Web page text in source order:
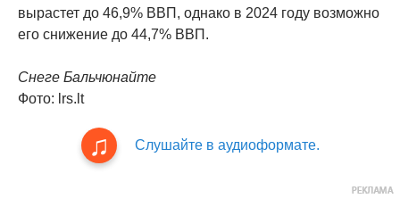
вырастет до 46,9% ВВП, однако в 2024 году возможно
его снижение до 44,7% ВВП.
Снеге Бальчюнайте
Фото: lrs.lt
Слушайте в аудиоформате.